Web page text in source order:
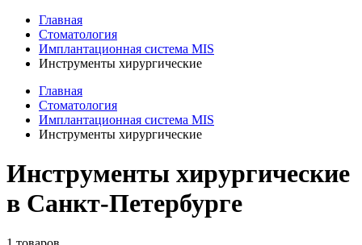
Главная
Стоматология
Имплантационная система MIS
Инструменты хирургические
Главная
Стоматология
Имплантационная система MIS
Инструменты хирургические
Инструменты хирургические
в Санкт-Петербурге